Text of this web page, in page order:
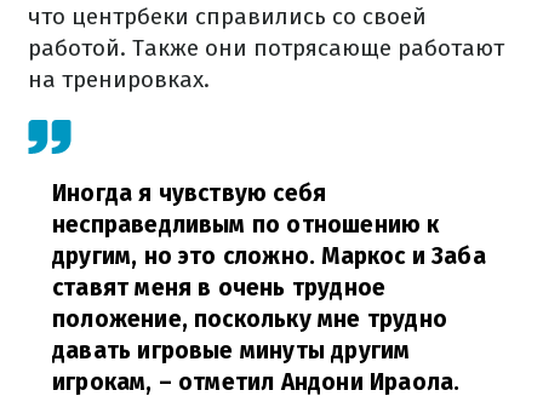
что центрбеки справились со своей
работой. Также они потрясающе работают
на тренировках.
Иногда я чувствую себя
несправедливым по отношению к
другим, но это сложно. Маркос и Заба
ставят меня в очень трудное
положение, поскольку мне трудно
давать игровые минуты другим
игрокам, – отметил Андони Ираола.